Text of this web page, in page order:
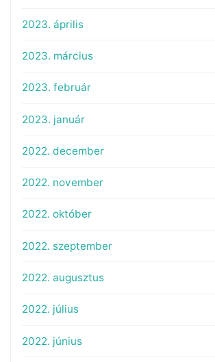
2023. április
2023. március
2023. február
2023. január
2022. december
2022. november
2022. október
2022. szeptember
2022. augusztus
2022. július
2022. június